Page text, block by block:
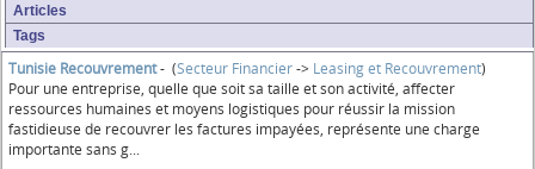
Articles
Tags
Tunisie Recouvrement- (Secteur Financier-> Leasing et Recouvrement)
Pour une entreprise, quelle que soit sa taille et son activité, affecter
ressources humaines et moyens logistiques pour réussir la mission
fastidieuse de recouvrer les factures impayées, représente une charge
importante sans g...